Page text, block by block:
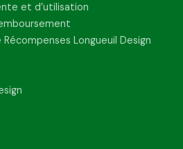
et d’utilisation
Longueuil Design